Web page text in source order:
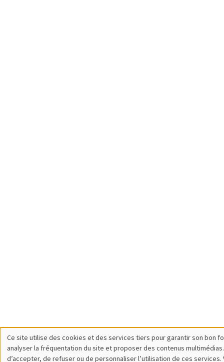
Utilisation
Ce site utilise des cookies et des services tiers pour garantir son bon
analyser la fréquentation du site et proposer des contenus
d’accepter, de refuser ou de personnaliser l’utilisation de ces services.